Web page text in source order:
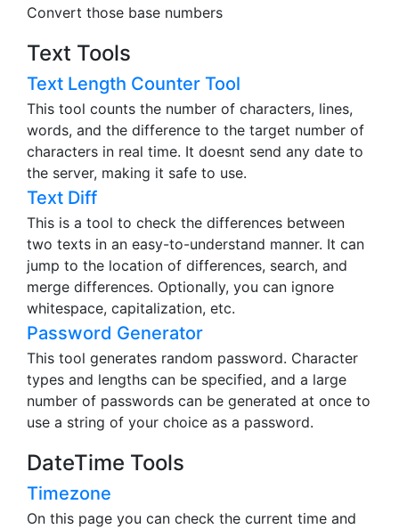
Convert those base numbers
Text Tools
Text Length Counter Tool
This tool counts the number of characters, lines,
words, and the difference to the target number of
characters in real time. It doesnt send any date to
the server, making it safe to use.
Text Diff
This is a tool to check the differences between
two texts in an easy-to-understand manner. It can
jump to the location of differences, search, and
merge differences. Optionally, you can ignore
whitespace, capitalization, etc.
Password Generator
This tool generates random password. Character
types and lengths can be specified, and a large
number of passwords can be generated at once to
use a string of your choice as a password.
DateTime Tools
Timezone
On this page you can check the current time and